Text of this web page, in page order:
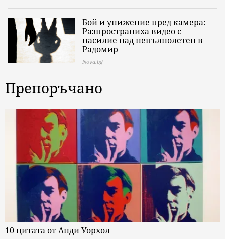
Бой и унижение пред камера:
Разпространиха видео с
насилие над непълнолетен в
Радомир
Nova.bg
Препоръчано
10 цитата от Анди Уорхол